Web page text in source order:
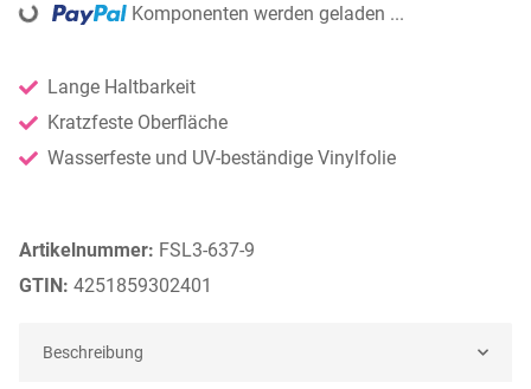
Artikelnummer: FSL3-637-9
GTIN: 4251859302401
Lange Haltbarkeit
Kratzfeste Oberfläche
Wasserfeste und UV-beständige Vinylfolie
Loading... Komponenten werden geladen ...
Beschreibung